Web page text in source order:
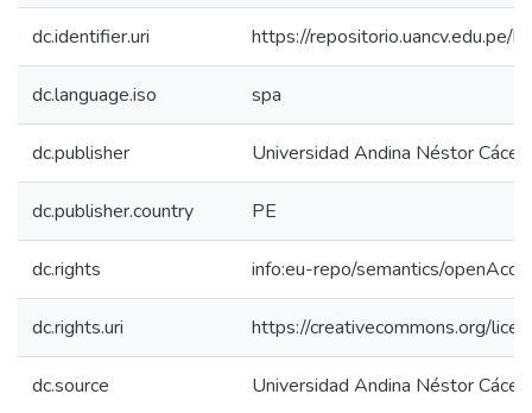
dc.identifier.uri https://repositorio.uancv.edu.pe/
dc.language.iso spa
dc.publisher Universidad Andina Néstor
dc.publisher.country PE
dc.rights info:eu-repo/semantics/
dc.rights.uri https://creativecommons.org/
dc.source Universidad Andina Néstor